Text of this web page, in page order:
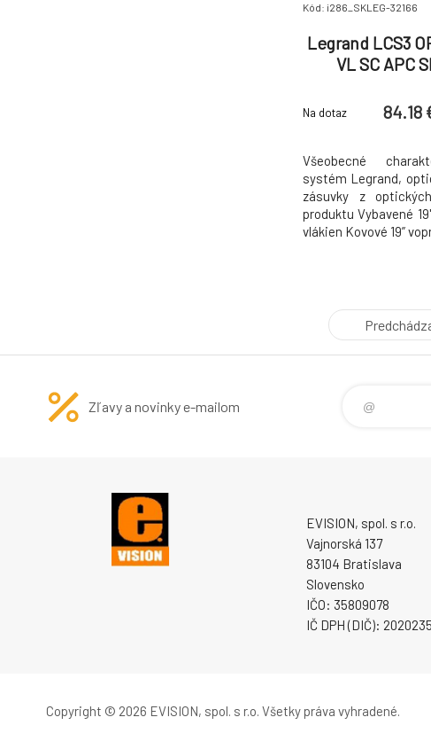
Kód: i286_SKLEG-32166
Legrand LCS3
VL SC APC
Na dotaz 84.18
Všeobecné
systém Legrand,
zásuvky z
produktu Vybavené
vlákien Kovové 19”
Zľavy a novinky e-mailom
EVISION, spol. s r.o.
Vajnorská 137
83104 Bratislava
Slovensko
IČO: 35809078
IČ DPH (DIČ):
Copyright © 2026 EVISION, spol. s r.o. Všetky práva vyhradené.